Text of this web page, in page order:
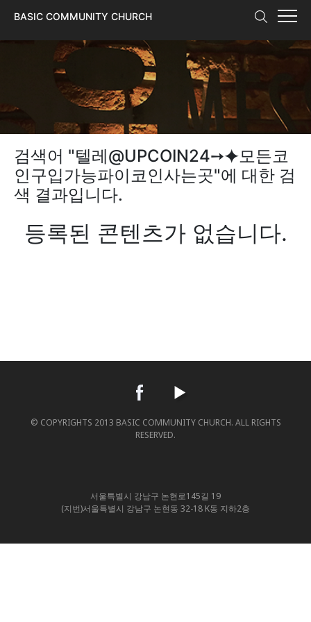
BASIC COMMUNITY CHURCH
검색어 "텔레@UPCOIN24➙⯌모든코
인구입가능파이코인사는곳"에 대한 검
색 결과입니다.
등록된 콘텐츠가 없습니다.
© COPYRIGHTS 2013 BASIC COMMUNITY CHURCH. ALL RIGHTS
RESERVED.
서울특별시 강남구 논현로145길 19
(지번)서울특별시 강남구 논현동 32-18 K동 지하2층